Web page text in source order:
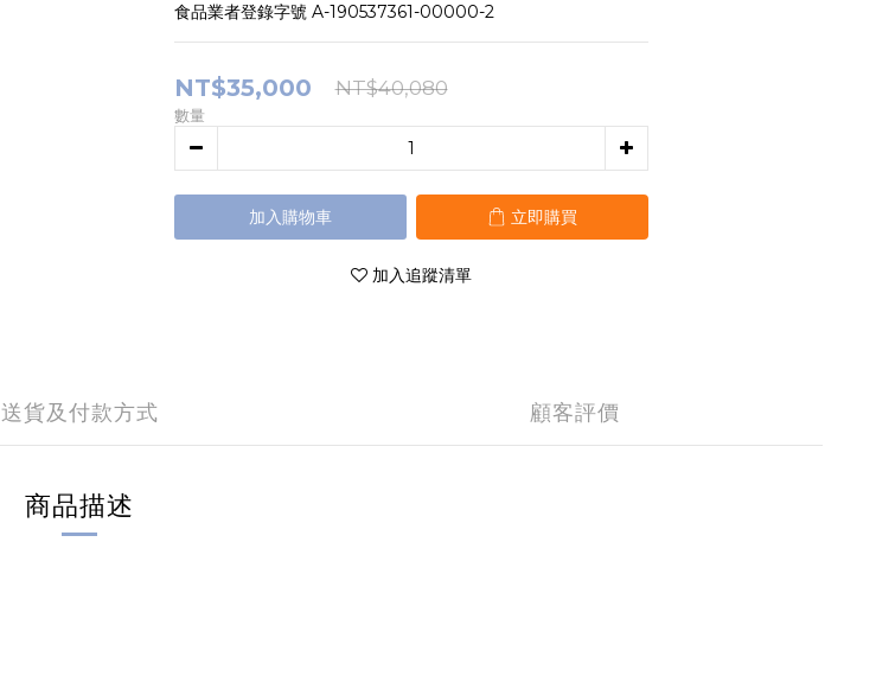
食品業者登錄字號 A-190537361-00000-2
NT$35,000 NT$40,080
數量
加入購物車 立即購買
加入追蹤清單
送貨及付款方式 顧客評價
商品描述